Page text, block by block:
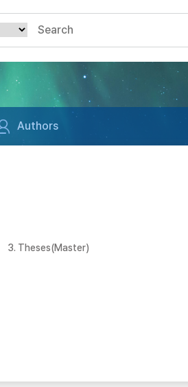
Authors
3. Theses(Master)